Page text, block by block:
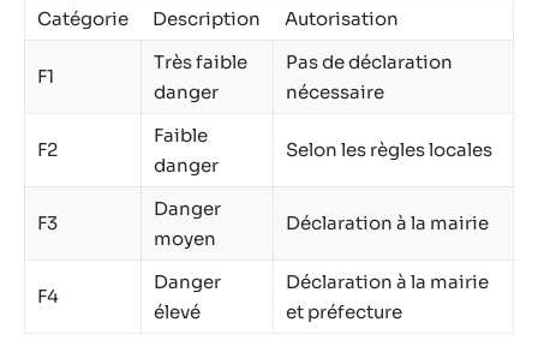
Catégorie Description Autorisation
F1
Très faible
danger
Pas de déclaration
nécessaire
F2
Faible
danger
Selon les règles locales
F3
Danger
moyen
Déclaration à la mairie
F4
Danger
élevé
Déclaration à la mairie
et préfecture